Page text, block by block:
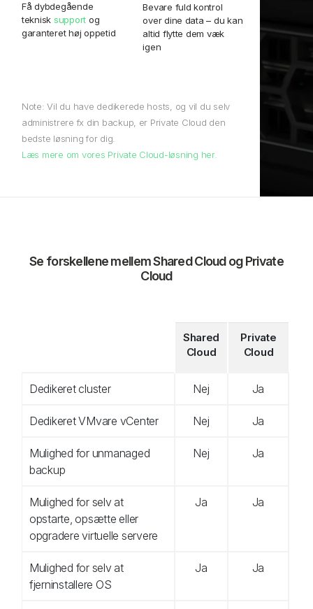
Få dybdegående
teknisk support og
garanteret høj oppetid
Bevare fuld kontrol
over dine data – du kan
altid flytte dem væk
igen
Note: Vil du have dedikerede hosts, og vil du selv
administrere fx din backup, er Private Cloud den
bedste løsning for dig.
Læs mere om vores Private Cloud-løsning her.
Se forskellene mellem Shared Cloud og Private
Cloud
Shared
Cloud
Private
Cloud
Dedikeret cluster Nej Ja
Dedikeret VMvare vCenter Nej Ja
Mulighed for unmanaged
backup
Nej Ja
Mulighed for selv at
opstarte, opsætte eller
opgradere virtuelle servere
Ja Ja
Mulighed for selv at
fjerninstallere OS
Ja Ja